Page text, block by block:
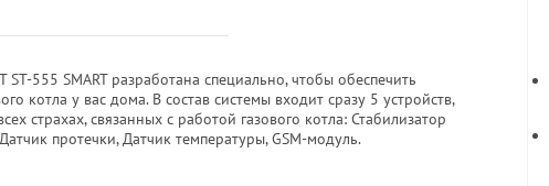
ST-555 SMART разработана специально, чтобы обеспечить
котла у вас дома. В состав системы входит сразу 5 устройств,
страхах, связанных с работой газового котла: Стабилизатор
протечки, Датчик температуры, GSM-модуль.